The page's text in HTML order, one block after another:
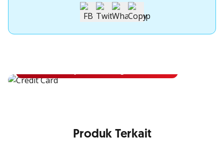
Apply Kartu Kredit OCBC
Produk Terkait